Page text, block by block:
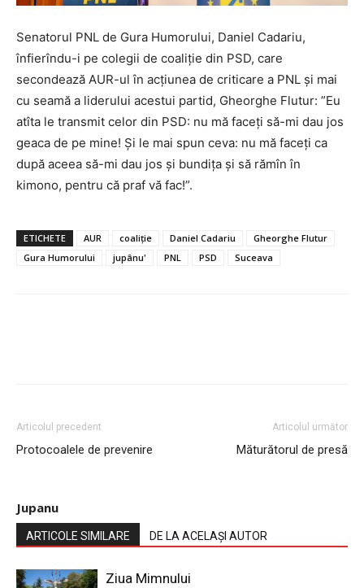
Senatorul PNL de Gura Humorului, Daniel Cadariu,
înfierîndu-i pe colegii de coaliție din PSD, care
secondează AUR-ul în acțiunea de criticare a PNL și mai
cu seamă a liderului acestui partid, Gheorghe Flutur: ”Eu
atîta le transmit celor din PSD: nu mă faceți să-mi dau jos
geaca de pe mine! Și le mai spun ceva: nu mă faceți ca
după aceea să-mi dau jos și bundița și să rămîn în
kimono, pentru că praf vă fac!”.
ETICHETE AUR coaliție Daniel Cadariu
Gheorghe Flutur
Gura Humorului
jupânu' PNL PSD Suceava
Articolul precedent
Protocoalele de prevenire
Articolul următor
Măturătorul de presă
Jupanu
ARTICOLE SIMILARE DE LA ACELAȘI AUTOR
Ziua Mimnului